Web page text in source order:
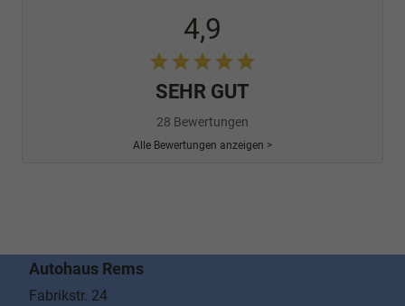
4,9
SEHR GUT
28 Bewertungen
Alle Bewertungen anzeigen >
Autohaus Rems
Fabrikstr. 24